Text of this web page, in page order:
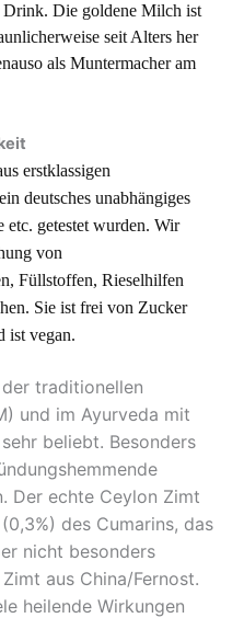
Drink. Die goldene Milch ist
seit Alters her
als Muntermacher am
erstklassigen
deutsches unabhängiges
etc. getestet wurden. Wir
von
Füllstoffen, Rieselhilfen
Sie ist frei von Zucker
ist vegan.
traditionellen
und im Ayurveda mit
beliebt. Besonders
Der echte Ceylon Zimt
des Cumarins, das
nicht besonders
aus China/Fernost.
heilende Wirkungen